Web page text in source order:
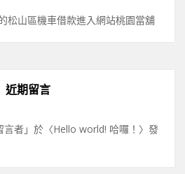
松山區機車借款進入網站桃園當舖
近期留言
言者 」於〈Hello world! 哈囉！ 〉發